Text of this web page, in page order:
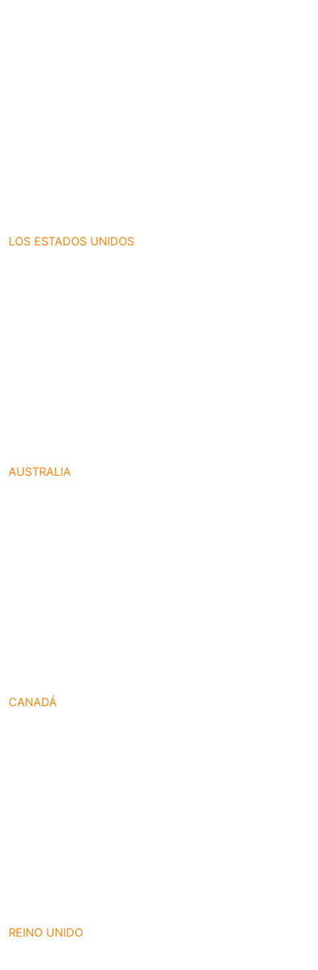
LOS ESTADOS UNIDOS
AUSTRALIA
CANADÁ
REINO UNIDO